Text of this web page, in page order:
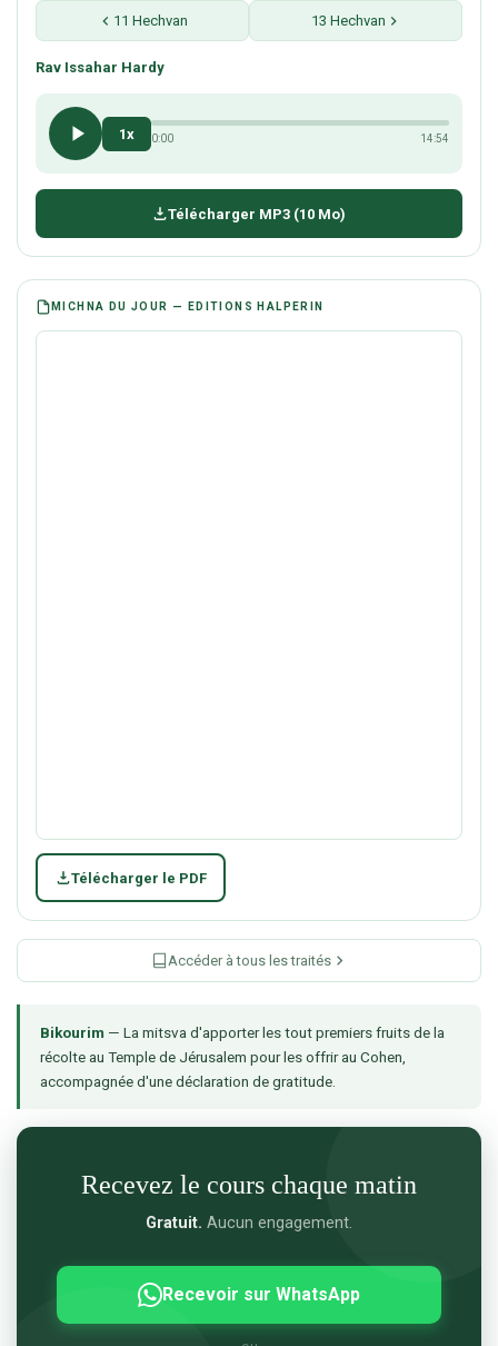
11 Hechvan 13 Hechvan
Rav Issahar Hardy
0:00 14:54
1x
Télécharger MP3 (10 Mo)
MICHNA DU JOUR — EDITIONS HALPERIN
Télécharger le PDF
Accéder à tous les traités
Bikourim — La mitsva d'apporter les tout premiers fruits de la
récolte au Temple de Jérusalem pour les offrir au Cohen,
accompagnée d'une déclaration de gratitude.
Recevez le cours chaque matin
Gratuit. Aucun engagement.
Recevoir sur WhatsApp